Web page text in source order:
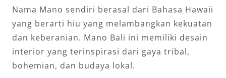
Nama Mano sendiri berasal dari Bahasa Hawaii
yang berarti hiu yang melambangkan kekuatan
dan keberanian. Mano Bali ini memiliki desain
interior yang terinspirasi dari gaya tribal,
bohemian, dan budaya lokal.